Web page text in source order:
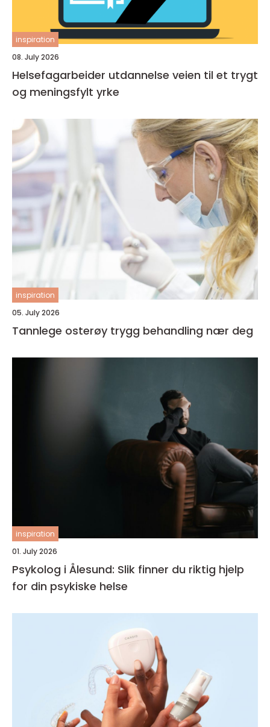
inspiration
08. July 2026
Helsefagarbeider utdannelse veien til et trygt
og meningsfylt yrke
inspiration
05. July 2026
Tannlege osterøy trygg behandling nær deg
inspiration
01. July 2026
Psykolog i Ålesund: Slik finner du riktig hjelp
for din psykiske helse